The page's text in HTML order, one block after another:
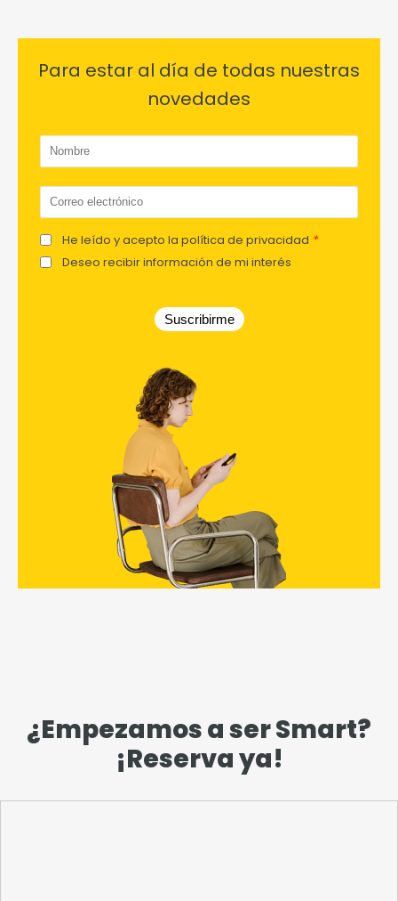
Para estar al día de todas nuestras
novedades
He leído y acepto la política de privacidad *
Deseo recibir información de mi interés
Suscribirme
¿Empezamos a ser Smart?
¡Reserva ya!